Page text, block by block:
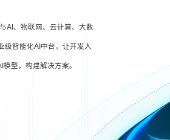
AI、物联网、云计算、大数
级智能化AI中台，让开发人
型，构建解决方案。